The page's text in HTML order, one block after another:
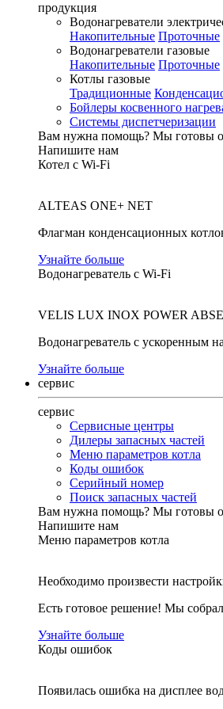
продукция
Водонагреватели
Накопительные Проточные
Водонагреватели газовые
Накопительные Проточные
Котлы газовые
Традиционные
Бойлеры косвенного
Системы диспетчеризации
Вам нужна помощь? Мы готовы
Напишите нам
Котел с Wi-Fi
ALTEAS ONE+ NET
Флагман конденсационных
Узнайте больше
Водонагреватель с Wi-Fi
VELIS LUX INOX POWER
Водонагреватель с ускоренным
Узнайте больше
сервис
сервис
Сервисные центры
Дилеры запасных частей
Меню параметров котла
Коды ошибок
Серийный номер
Поиск запасных частей
Вам нужна помощь? Мы готовы
Напишите нам
Меню параметров котла
Необходимо произвести
Есть готовое решение! Мы
Узнайте больше
Коды ошибок
Появилась ошибка на дисплее